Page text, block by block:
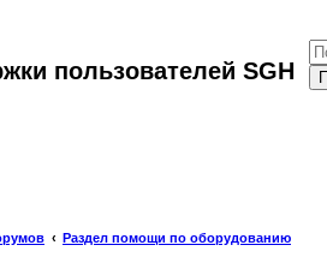
пользователей SGH
Раздел помощи по оборудованию